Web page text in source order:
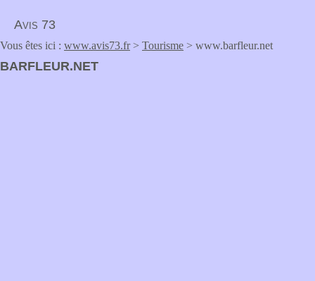
Avis 73
Vous êtes ici : www.avis73.fr> Tourisme > www.barfleur.net
BARFLEUR.NET